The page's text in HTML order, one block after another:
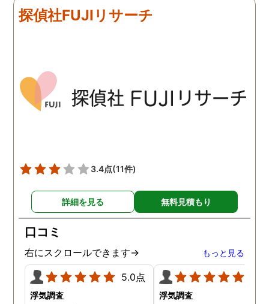
来ていました。 担当の人も
丁寧で報告内容もわかりや
く、むしろ期待以上に細
探偵社FUJIリサーチ
3.4点(11件)
詳細を見る 無料見積もり
口コミ
右にスクロールできます→ もっと見る
5.0点
浮気調査 浮気調査